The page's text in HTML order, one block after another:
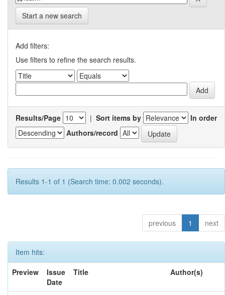
Start a new search
Add filters:
Use filters to refine the search results.
Results/Page | Sort items by
In order
Authors/record
Results 1-1 of 1 (Search time: 0.002 seconds).
previous 1 next
Item hits:
Preview
Issue
Date
Title Author(s)